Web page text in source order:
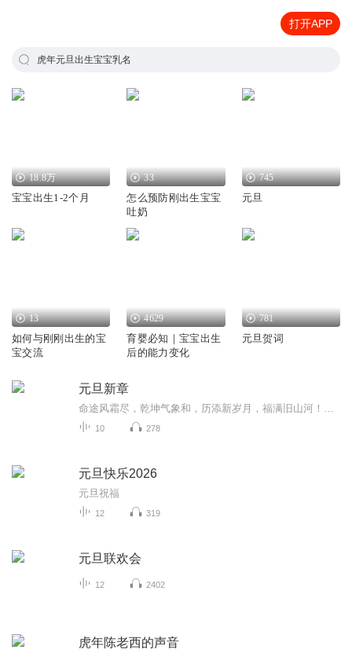
打开APP
虎年元旦出生宝宝乳名
18.8万
宝宝出生1-2个月
33
怎么预防刚出生宝宝
吐奶
745
元旦
13
如何与刚刚出生的宝
宝交流
4629
育婴必知｜宝宝出生
后的能力变化
781
元旦贺词
元旦新章
10 278
元旦快乐2026
元旦祝福
12 319
元旦联欢会
12 2402
虎年陈老西的声音